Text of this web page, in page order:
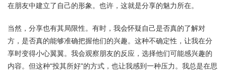
在朋友中建立了自己的形象。也许，这就是分享的魅力所在。
当然，分享也有其局限性。有时，我会怀疑自己是否真的了解对
方，是否真的能够准确把握他们的兴趣。这种不确定性，让我在分
享时变得小心翼翼。我会观察朋友的反应，选择他们可能感兴趣的
内容。但这种“投其所好”的方式，也让我感到一种压力。我总是在思